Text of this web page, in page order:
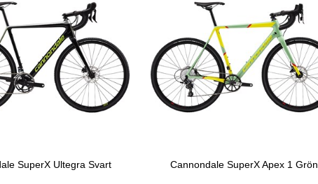
SuperX Ultegra Svart Cannondale SuperX Apex 1 Grön